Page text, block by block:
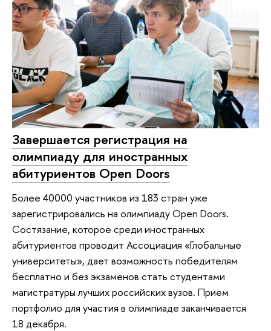
Завершается регистрация на
олимпиаду для иностранных
абитуриентов Open Doors
Более 40000 участников из 183 стран уже
зарегистрировались на олимпиаду Open Doors.
Состязание, которое среди иностранных
абитуриентов проводит Ассоциация «Глобальные
университеты», дает возможность победителям
бесплатно и без экзаменов стать студентами
магистратуры лучших российских вузов. Прием
портфолио для участия в олимпиаде заканчивается
18 декабря.